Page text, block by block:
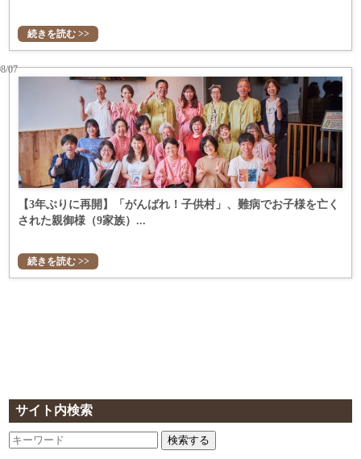
サイト内検索
検索する
続きを読む >>
【3年ぶりに再開】「がんばれ！子供村」、難病でお子様を亡く
された親御様（9家族）...
07
続きを読む >>